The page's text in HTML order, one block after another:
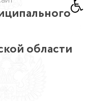
области